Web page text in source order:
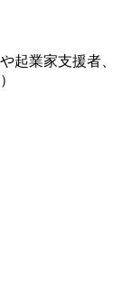
起業家支援者、